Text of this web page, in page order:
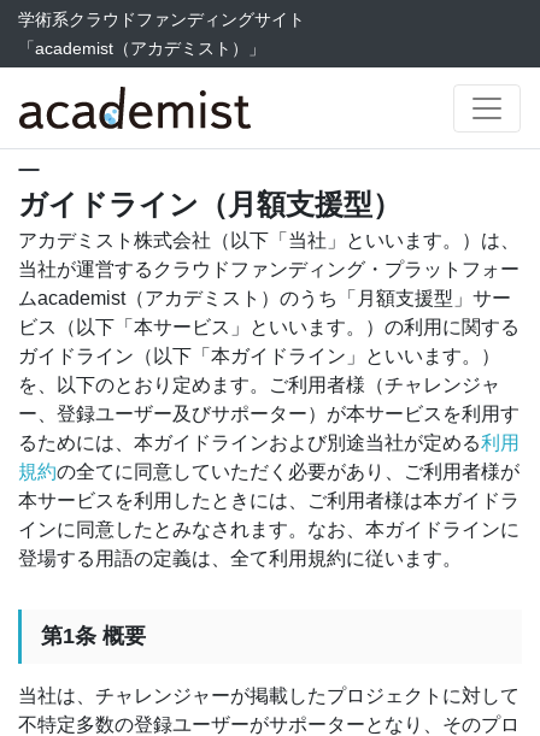
学術系クラウドファンディングサイト
「academist（アカデミスト）」
ガイドライン（月額支援型）
アカデミスト株式会社（以下「当社」といいます。）は、
当社が運営するクラウドファンディング・プラットフォー
ムacademist（アカデミスト）のうち「月額支援型」サー
ビス（以下「本サービス」といいます。）の利用に関する
ガイドライン（以下「本ガイドライン」といいます。）
を、以下のとおり定めます。ご利用者様（チャレンジャ
ー、登録ユーザー及びサポーター）が本サービスを利用す
るためには、本ガイドラインおよび別途当社が定める利用
規約の全てに同意していただく必要があり、ご利用者様が
本サービスを利用したときには、ご利用者様は本ガイドラ
インに同意したとみなされます。なお、本ガイドラインに
登場する用語の定義は、全て利用規約に従います。
第1条 概要
当社は、チャレンジャーが掲載したプロジェクトに対して
不特定多数の登録ユーザーがサポーターとなり、そのプロ